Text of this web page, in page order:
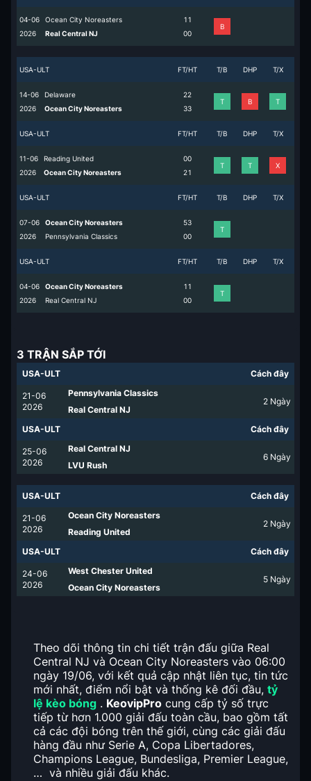
04-06
2026
Ocean City Noreasters
Real Central NJ
1
0
1
0
B
USA-ULT FT/HT T/B DHP T/X
14-06
2026
Delaware
Ocean City Noreasters
2
3
2
3
T B T
USA-ULT FT/HT T/B DHP T/X
11-06
2026
Reading United
Ocean City Noreasters
0
2
0
1
T T X
USA-ULT FT/HT T/B DHP T/X
07-06
2026
Ocean City Noreasters
Pennsylvania Classics
5
0
3
0
T
USA-ULT FT/HT T/B DHP T/X
04-06
2026
Ocean City Noreasters
Real Central NJ
1
0
1
0
T
3 TRẬN SẮP TỚI
USA-ULT Cách đây
21-06
2026
Pennsylvania Classics
Real Central NJ
2 Ngày
USA-ULT Cách đây
25-06
2026
Real Central NJ
LVU Rush
6 Ngày
USA-ULT Cách đây
21-06
2026
Ocean City Noreasters
Reading United
2 Ngày
USA-ULT Cách đây
24-06
2026
West Chester United
Ocean City Noreasters
5 Ngày
Theo dõi thông tin chi tiết trận đấu giữa Real
Central NJ và Ocean City Noreasters vào 06:00
ngày 19/06, với kết quả cập nhật liên tục, tin tức
mới nhất, điểm nổi bật và thống kê đối đầu, tỷ
lệ kèo bóng . KeovipPro cung cấp tỷ số trực
tiếp từ hơn 1.000 giải đấu toàn cầu, bao gồm tất
cả các đội bóng trên thế giới, cùng các giải đấu
hàng đầu như Serie A, Copa Libertadores,
Champions League, Bundesliga, Premier League,
… và nhiều giải đấu khác.